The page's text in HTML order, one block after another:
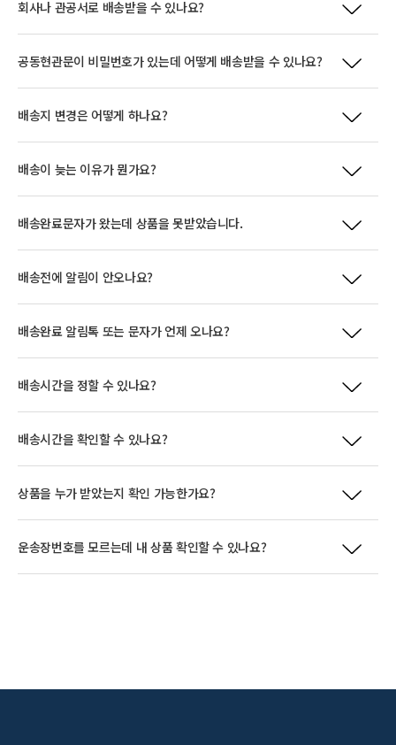
회사나 관공서로 배송받을 수 있나요?
공동현관문이 비밀번호가 있는데 어떻게 배송받을 수 있나요?
배송지 변경은 어떻게 하나요?
배송이 늦는 이유가 뭔가요?
배송완료문자가 왔는데 상품을 못받았습니다.
배송전에 알림이 안오나요?
배송완료 알림톡 또는 문자가 언제 오나요?
배송시간을 정할 수 있나요?
배송시간을 확인할 수 있나요?
상품을 누가 받았는지 확인 가능한가요?
운송장번호를 모르는데 내 상품 확인할 수 있나요?